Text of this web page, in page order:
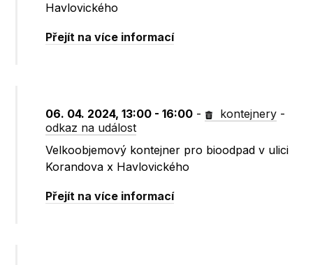
Havlovického
Přejít na více informací
06. 04. 2024, 13:00 - 16:00 - kontejnery -
odkaz na událost
Velkoobjemový kontejner pro bioodpad v ulici
Korandova x Havlovického
Přejít na více informací